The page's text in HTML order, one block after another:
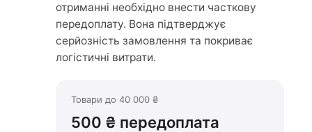
отриманні необхідно внести часткову
передоплату. Вона підтверджує
серйозність замовлення та покриває
логістичні витрати.
Товари до 40 000 ₴
500 ₴ передоплата